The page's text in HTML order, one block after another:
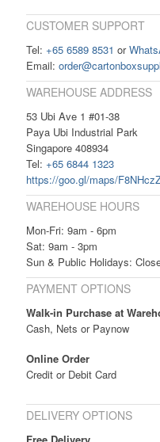
CUSTOMER SUPPORT
Tel: +65 6589 8531 or
Email:
WAREHOUSE ADDRESS
53 Ubi Ave 1 #01-38
Paya Ubi Industrial Park
Singapore 408934
Tel: +65 6844 1323
https://goo.gl/maps/
WAREHOUSE HOURS
Mon-Fri: 9am - 6pm
Sat: 9am - 3pm
Sun & Public Holidays:
PAYMENT OPTIONS
Walk-in Purchase at
Cash, Nets or Paynow
Online Order
Credit or Debit Card
DELIVERY OPTIONS